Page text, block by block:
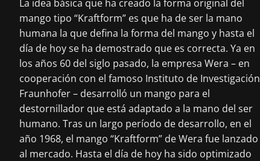
La idea básica que ha creado la forma original del
mango tipo “Kraftform” es que ha de ser la mano
humana la que defina la forma del mango y hasta el
día de hoy se ha demostrado que es correcta. Ya en
los años 60 del siglo pasado, la empresa Wera – en
cooperación con el famoso Instituto de Investigación
Fraunhofer – desarrolló un mango para el
destornillador que está adaptado a la mano del ser
humano. Tras un largo período de desarrollo, en el
año 1968, el mango “Kraftform” de Wera fue lanzado
al mercado. Hasta el día de hoy ha sido optimizado